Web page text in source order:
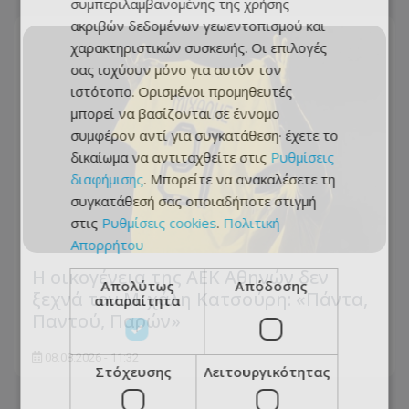
Η οικογένεια της ΑΕΚ Αθηνών δεν
ξεχνά τον Μιχάλη Κατσούρη: «Πάντα,
Παντού, Παρών»
08.08.2026 - 11:32
συμπεριλαμβανομένης της χρήσης
ακριβών δεδομένων γεωεντοπισμού και
χαρακτηριστικών συσκευής. Οι επιλογές
σας ισχύουν μόνο για αυτόν τον
ιστότοπο. Ορισμένοι προμηθευτές
μπορεί να βασίζονται σε έννομο
συμφέρον αντί για συγκατάθεση· έχετε το
δικαίωμα να αντιταχθείτε στις Ρυθμίσεις
διαφήμισης. Μπορείτε να ανακαλέσετε τη
συγκατάθεσή σας οποιαδήποτε στιγμή
στις Ρυθμίσεις cookies. Πολιτική
Απορρήτου
Απολύτως
απαραίτητα
Απόδοσης
Στόχευσης Λειτουργικότητας